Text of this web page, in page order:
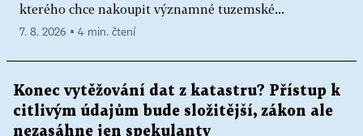
kterého chce nakoupit významné tuzemské...
7. 8. 2026 ▪ 4 min. čtení
Konec vytěžování dat z katastru? Přístup k
citlivým údajům bude složitější, zákon ale
nezasáhne jen spekulanty